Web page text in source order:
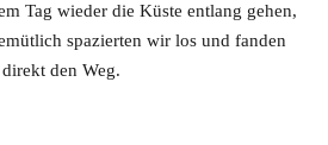
Tag wieder die Küste entlang gehen,
spazierten wir los und fanden
den Weg.